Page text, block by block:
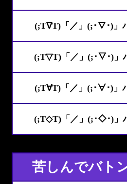
(;T∇T)「／」(;･∇･)」
(;T▽T)「／」(;･▽･)」
(;T∀T)「／」(;･∀･)」
(;T◇T)「／」(;･◇･)」
苦しんでバト